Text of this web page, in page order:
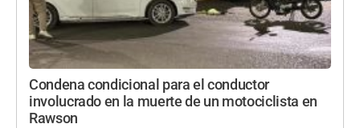
Condena condicional para el conductor
involucrado en la muerte de un motociclista en
Rawson